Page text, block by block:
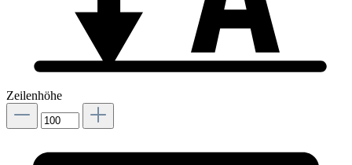
Zeilenhöhe